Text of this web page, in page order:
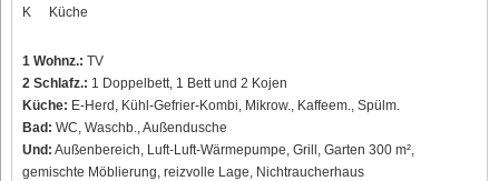
K
Küche
1 Wohnz.: TV
2 Schlafz.: 1 Doppelbett, 1 Bett und 2 Kojen
Küche: E-Herd, Kühl-Gefrier-Kombi, Mikrow., Kaffeem., Spülm.
Bad: WC, Waschb., Außendusche
Und: Außenbereich, Luft-Luft-Wärmepumpe, Grill, Garten 300 m²,
gemischte Möblierung, reizvolle Lage, Nichtraucherhaus